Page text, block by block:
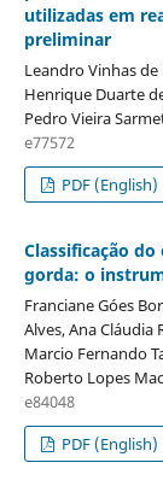
utilizadas em
preliminar
Leandro Vinhas
Henrique Duarte
Pedro Vieira
e77572
PDF (English)
Classificação
gorda: o
Franciane Góes
Alves, Ana Cláudia
Marcio Fernando
Roberto Lopes
e84048
PDF (English)